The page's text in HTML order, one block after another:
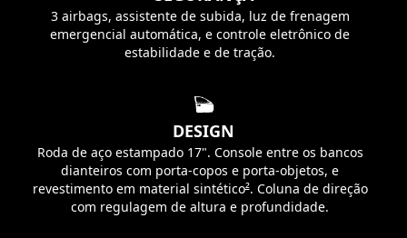
3 airbags, assistente de subida, luz de frenagem
emergencial automática, e controle eletrônico de
estabilidade e de tração.
DESIGN
Roda de aço estampado 17". Console entre os bancos
dianteiros com porta-copos e porta-objetos, e
revestimento em material sintético². Coluna de direção
com regulagem de altura e profundidade.